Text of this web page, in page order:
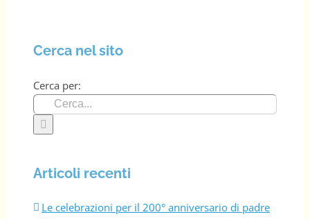
Cerca nel sito
Cerca per:
Articoli recenti
Le celebrazioni per il 200° anniversario di padre